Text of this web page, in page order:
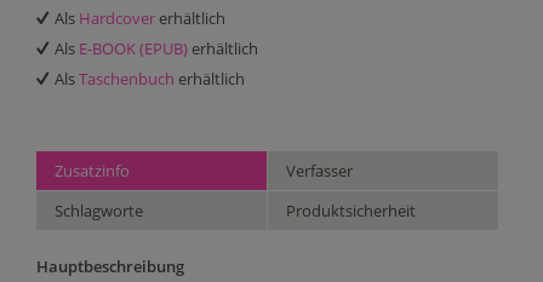
Als Hardcover erhältlich
Als E-BOOK (EPUB) erhältlich
AlsTaschenbuch erhältlich
Zusatzinfo
Verfasser
Schlagworte
Produktsicherheit
Hauptbeschreibung